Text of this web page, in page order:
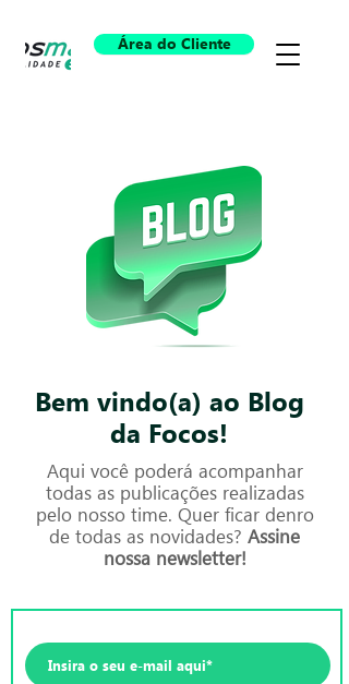
Área do Cliente
Bem vindo(a) ao Blog
da Focos!
Aqui você poderá acompanhar
todas as publicações realizadas
pelo nosso time. Quer ficar denro
de todas as novidades? Assine
nossa newsletter!